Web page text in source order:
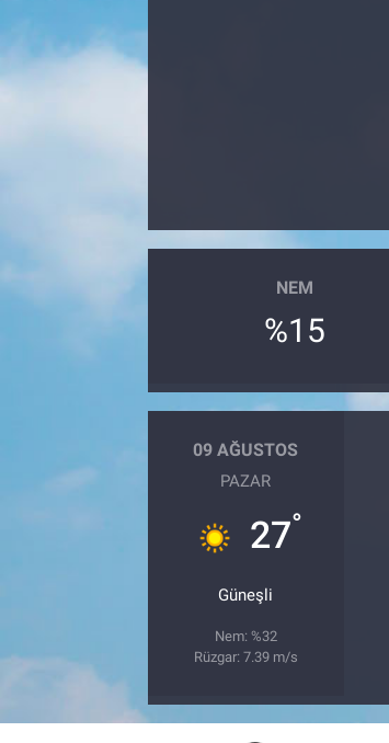
NEM
%15
09 AĞUSTOS
PAZAR
27°
Güneşli
Nem: %32
Rüzgar: 7.39 m/s